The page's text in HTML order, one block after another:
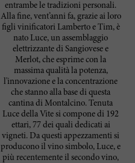
entrambe le tradizioni personali.
Alla fine, vent’anni fa, grazie ai loro
figli vinificatori Lamberto e Tim, è
nato Luce, un assemblaggio
elettrizzante di Sangiovese e
Merlot, che esprime con la
massima qualità la potenza,
l'innovazione e la concentrazione
che stanno alla base di questa
cantina di Montalcino. Tenuta
Luce della Vite si compone di 192
ettari, 77 dei quali dedicati ai
vigneti. Da questi appezzamenti si
producono il vino simbolo, Luce, e
più recentemente il secondo vino,